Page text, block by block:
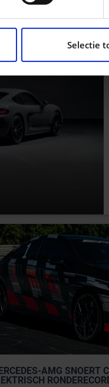
advertenties te
delen we
Deze partners
verzameld op
Selectie
AMG SNOERT